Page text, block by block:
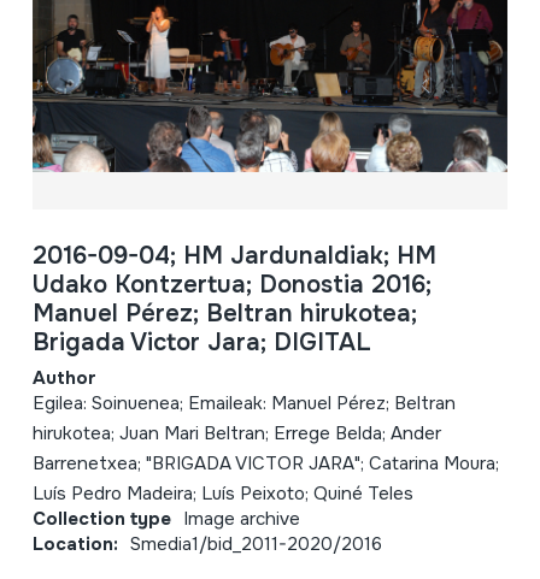
2016-09-04; HM Jardunaldiak; HM
Udako Kontzertua; Donostia 2016;
Manuel Pérez; Beltran hirukotea;
Brigada Victor Jara; DIGITAL
Author
Egilea: Soinuenea; Emaileak: Manuel Pérez; Beltran
hirukotea; Juan Mari Beltran; Errege Belda; Ander
Barrenetxea; "BRIGADA VICTOR JARA"; Catarina Moura;
Luís Pedro Madeira; Luís Peixoto; Quiné Teles
Collection type Image archive
Location: Smedia1/bid_2011-2020/2016